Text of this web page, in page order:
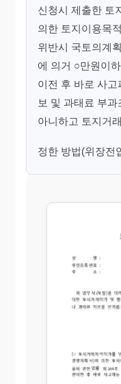
신청시 제출한 토
의한 토지이용목
위반시 국토의계
에 의거 ○만원이
이전 후 바로 사
보 및 과태료 부
아니하고 토지거
정한 방법(위장전